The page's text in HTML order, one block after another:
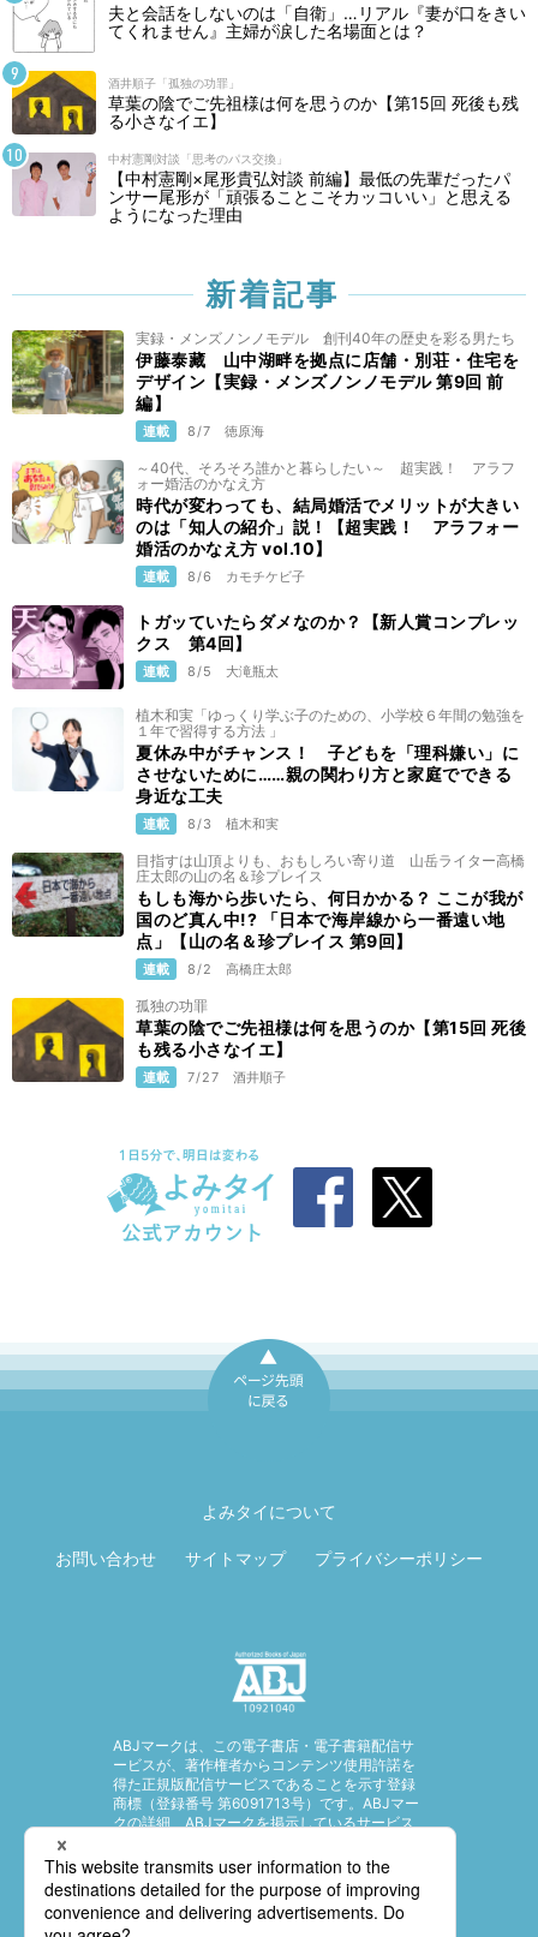
夫と会話をしないのは「自衛」…リアル『妻が口をきい
てくれません』主婦が涙した名場面とは？
酒井順子「孤独の功罪」
草葉の陰でご先祖様は何を思うのか【第15回 死後も残
る小さなイエ】
中村憲剛対談「思考のパス交換」
【中村憲剛×尾形貴弘対談 前編】最低の先輩だったパ
ンサー尾形が「頑張ることこそカッコいい」と思える
ようになった理由
新着記事
実録・メンズノンノモデル 創刊40年の歴史を彩る男たち
伊藤泰藏 山中湖畔を拠点に店舗・別荘・住宅を
デザイン【実録・メンズノンノモデル 第9回 前
編】
連載 8/7 徳原海
～40代、そろそろ誰かと暮らしたい～ 超実践！ アラフ
ォー婚活のかなえ方
時代が変わっても、結局婚活でメリットが大きい
のは「知人の紹介」説！【超実践！ アラフォー
婚活のかなえ方 vol.10】
連載 8/6 カモチケビ子
トガッていたらダメなのか？【新人賞コンプレッ
クス 第4回】
連載 8/5 大滝瓶太
植木和実「ゆっくり学ぶ子のための、小学校６年間の勉強を
１年で習得する方法 」
夏休み中がチャンス！ 子どもを「理科嫌い」に
させないために……親の関わり方と家庭でできる
身近な工夫
連載 8/3 植木和実
目指すは山頂よりも、おもしろい寄り道 山岳ライター高橋
庄太郎の山の名＆珍プレイス
もしも海から歩いたら、何日かかる？ ここが我が
国のど真ん中!? 「日本で海岸線から一番遠い地
点」【山の名＆珍プレイス 第9回】
連載 8/2 高橋庄太郎
孤独の功罪
草葉の陰でご先祖様は何を思うのか【第15回 死後
も残る小さなイエ】
連載 7/27 酒井順子
よみタイについて
お問い合わせ サイトマップ プライバシーポリシー
ABJマークは、この電子書店・電子書籍配信サ
ービスが、著作権者からコンテンツ使用許諾を
得た正規版配信サービスであることを示す登録
商標（登録番号 第6091713号）です。ABJマー
クの詳細、ABJマークを掲示しているサービス